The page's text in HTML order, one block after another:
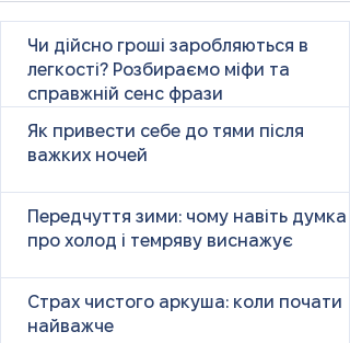
Чи дійсно гроші заробляються в
легкості? Розбираємо міфи та
справжній сенс фрази
Як привести себе до тями після
важких ночей
Передчуття зими: чому навіть думка
про холод і темряву виснажує
Страх чистого аркуша: коли почати
найважче